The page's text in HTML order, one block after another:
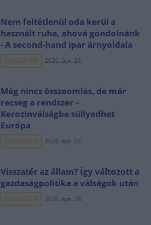
Nem feltétlenül oda kerül a
használt ruha, ahová gondolnánk
- A second-hand ipar árnyoldala
ELEMZÉSEK 2026. ápr. 26.
Még nincs összeomlás, de már
recseg a rendszer –
Kerozinválságba süllyedhet
Európa
ELEMZÉSEK 2026. ápr. 22.
Visszatér az állam? Így változott a
gazdaságpolitika a válságok után
ELEMZÉSEK 2026. ápr. 28.